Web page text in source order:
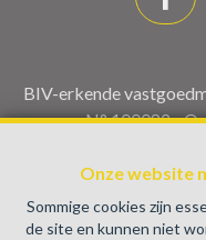
Onze website
Sommige cookies zijn
de site en kunnen niet
BIV-erkende
N° 100082 -
Beroepinstituut van
16B - 1000 Brussel
www.biv.be